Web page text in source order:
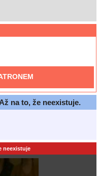
na to, že neexistuje.
neexistuje